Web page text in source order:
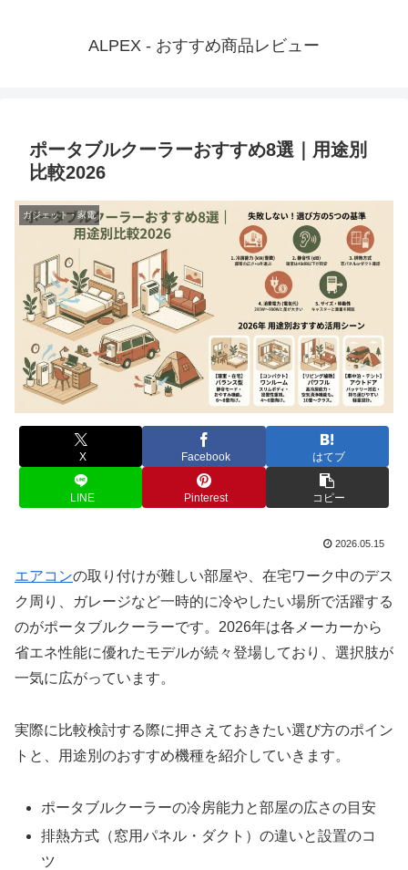
ALPEX - おすすめ商品レビュー
ポータブルクーラーおすすめ8選｜用途別
比較2026
ガジェット・家電
X Facebook はてブ
LINE Pinterest コピー
2026.05.15
エアコンの取り付けが難しい部屋や、在宅ワーク中のデス
ク周り、ガレージなど一時的に冷やしたい場所で活躍する
のがポータブルクーラーです。2026年は各メーカーから
省エネ性能に優れたモデルが続々登場しており、選択肢が
一気に広がっています。
実際に比較検討する際に押さえておきたい選び方のポイン
トと、用途別のおすすめ機種を紹介していきます。
ポータブルクーラーの冷房能力と部屋の広さの目安
排熱方式（窓用パネル・ダクト）の違いと設置のコ
ツ